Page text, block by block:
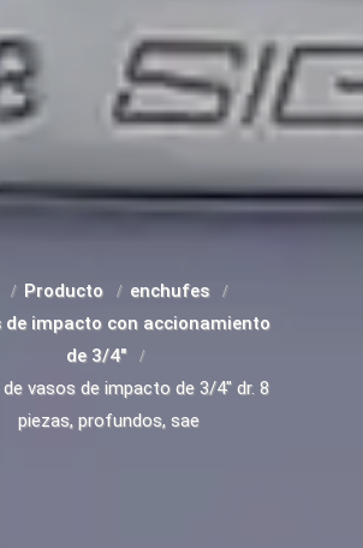
Producto
enchufes
de impacto con accionamiento
de 3/4"
vasos de impacto de 3/4" dr. 8
piezas, profundos, sae